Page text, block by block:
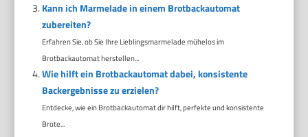
Kann ich Marmelade in einem Brotbackautomat
zubereiten?
Erfahren Sie, ob Sie Ihre Lieblingsmarmelade mühelos im
Brotbackautomat herstellen...
Wie hilft ein Brotbackautomat dabei, konsistente
Backergebnisse zu erzielen?
Entdecke, wie ein Brotbackautomat dir hilft, perfekte und konsistente
Brote...